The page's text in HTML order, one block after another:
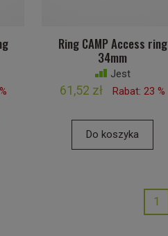
Ring CAMP Access ring
34mm
Jest
61,52 zł Rabat: 23 %
Do koszyka
1